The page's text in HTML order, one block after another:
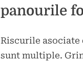
panourile
Riscurile
sunt multiple.